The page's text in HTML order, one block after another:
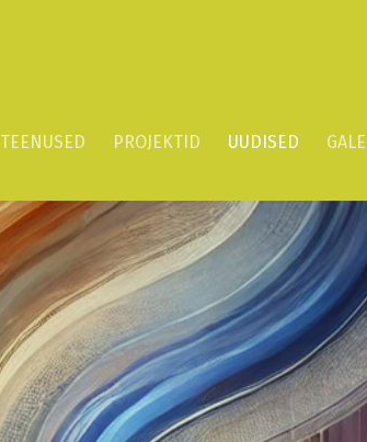
TEENUSED PROJEKTID UUDISED